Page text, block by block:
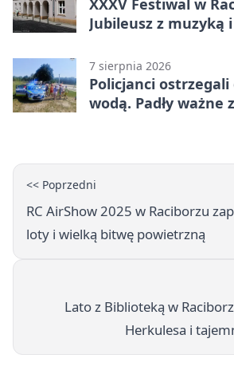
XXXV Festiwal w
Jubileusz z muzyką
7 sierpnia 2026
Policjanci ostrzegali
wodą. Padły ważne
<< Poprzedni
RC AirShow 2025 w Raciborzu
loty i wielką bitwę powietrzną
Lato z Biblioteką w
Herkulesa i